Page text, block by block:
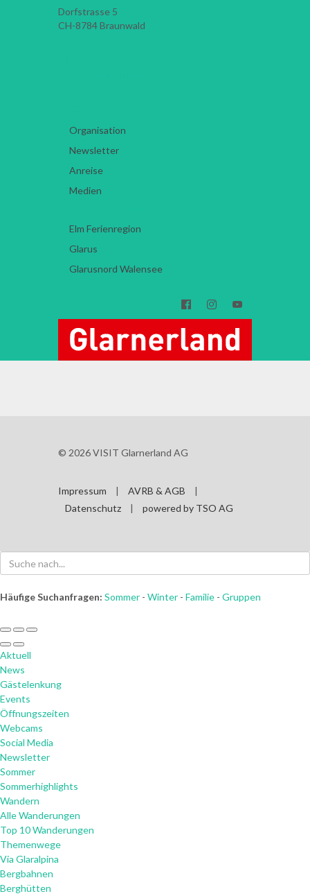
Dorfstrasse 5
CH-8784Braunwald
Organisation
Newsletter
Anreise
Medien
Elm Ferienregion
Glarus
Glarusnord Walensee
  
© 2026 VISIT Glarnerland AG
Impressum | AVRB & AGB
|
Datenschutz
| powered by TSO AG
Häufige Suchanfragen: Sommer - Winter - Familie - Gruppen
Aktuell
News
Gästelenkung
Events
Öffnungszeiten
Webcams
Social Media
Newsletter
Sommer
Sommerhighlights
Wandern
Alle Wanderungen
Top 10 Wanderungen
Themenwege
Via Glaralpina
Bergbahnen
Berghütten